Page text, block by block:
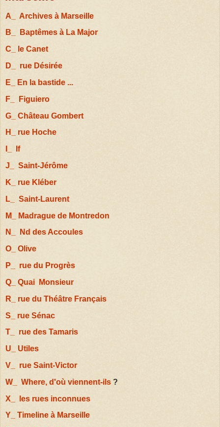
A_ Archives à Marseille
B_ Baptêmes à La Major
C_ le Canet
D_ rue Désirée
E_ En la bastide ...
F_ Figuiero
G_ Château Gombert
H_ rue Hoche
I_ If
J_ Saint-Jérôme
K_ rue Kléber
L_ Saint-Laurent
M_ Madrague de Montredon
N_ Nd des Accoules
O_ Olive
P_ rue du Progrès
Q_ Quai Monsieur
R_ rue du Théâtre Français
S_ rue Sénac
T_ rue des Tamaris
U_ Utiles
V_ rue Saint-Victor
W_ Where, d'où viennent-ils ?
X_ les rues inconnues
Y_ Timeline à Marseille